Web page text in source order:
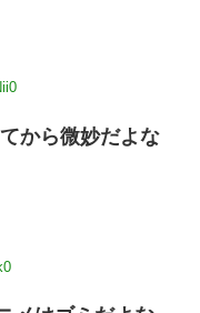
から微妙だよな